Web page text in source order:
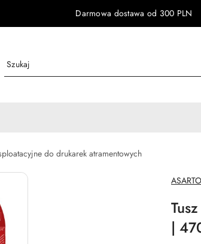
Darmowa dostawa od 300 PLN
do drukarek atramentowych
NAZWA
ASARTO
|